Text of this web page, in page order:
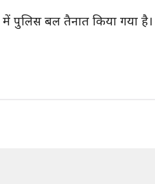
पुलिस बल तैनात किया गया